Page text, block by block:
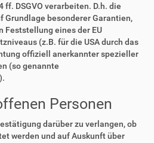
DSGVO verarbeiten. D.h. die
Grundlage besonderer Garantien,
Feststellung eines der EU
(z.B. für die USA durch das
offiziell anerkannter spezieller
(so genannte
Personen
darüber zu verlangen, ob
werden und auf Auskunft über